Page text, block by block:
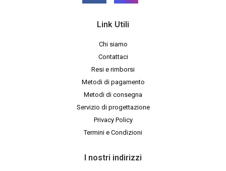
Link Utili
Chi siamo
Contattaci
Resi e rimborsi
Metodi di pagamento
Metodi di consegna
Servizio di progettazione
Privacy Policy
Termini e Condizioni
I nostri indirizzi